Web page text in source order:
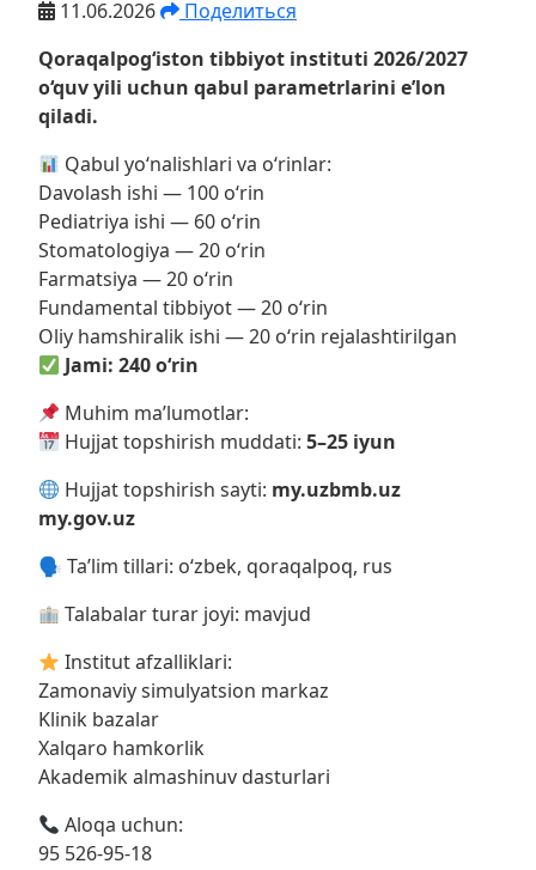
11.06.2026
Поделиться
Qoraqalpog‘iston tibbiyot instituti 2026/2027
o‘quv yili uchun qabul parametrlarini e’lon
qiladi.
Qabul yo‘nalishlari va o‘rinlar:
Davolash ishi — 100 o‘rin
Pediatriya ishi — 60 o‘rin
Stomatologiya — 20 o‘rin
Farmatsiya — 20 o‘rin
Fundamental tibbiyot — 20 o‘rin
Oliy hamshiralik ishi — 20 o‘rin rejalashtirilgan
Jami: 240 o‘rin
Muhim ma’lumotlar:
Hujjat topshirish muddati:5–25 iyun
Hujjat topshirish sayti: my.uzbmb.uz
my.gov.uz
🗣 Ta’lim tillari: o‘zbek, qoraqalpoq, rus
Talabalar turar joyi: mavjud
Institut afzalliklari:
Zamonaviy simulyatsion markaz
Klinik bazalar
Xalqaro hamkorlik
Akademik almashinuv dasturlari
Aloqa uchun:
95 526-95-18